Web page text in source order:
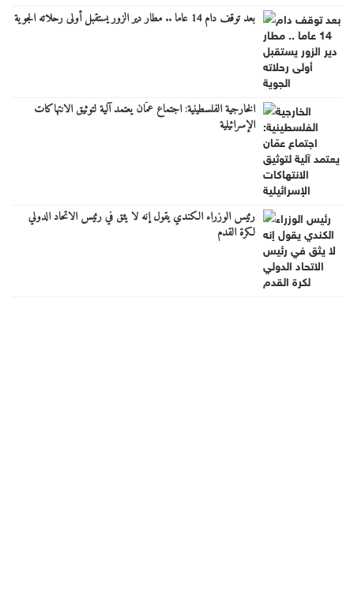
بعد توقف دام 14 عاما .. مطار دير الزور يستقبل أولى رحلاته الجوية
الخارجية الفلسطينية: اجتماع عمّان يعتمد آلية لتوثيق الانتهاكات
الإسرائيلية
رئيس الوزراء الكندي يقول إنه لا يثق في رئيس الاتحاد الدولي
لكرة القدم